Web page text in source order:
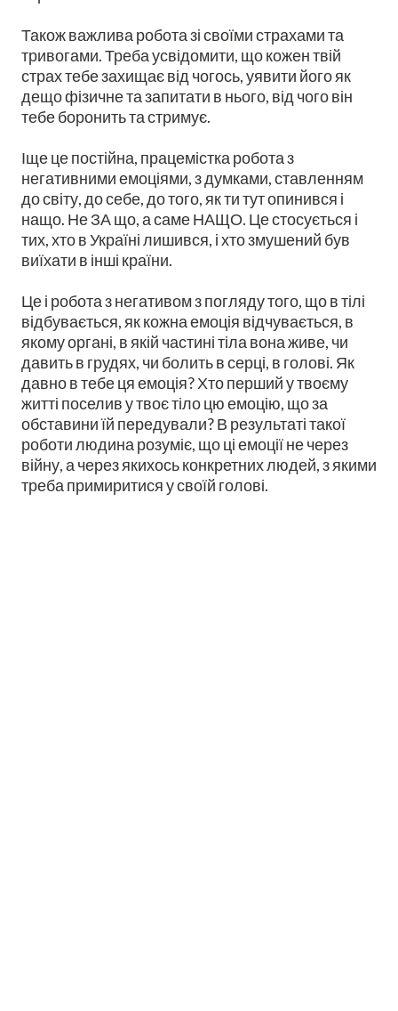
Також важлива робота зі своїми страхами та
тривогами. Треба усвідомити, що кожен твій
страх тебе захищає від чогось, уявити його як
дещо фізичне та запитати в нього, від чого він
тебе боронить та стримує.
Іще це постійна, працемістка робота з
негативними емоціями, з думками, ставленням
до світу, до себе, до того, як ти тут опинився і
нащо. Не ЗА що, а саме НАЩО. Це стосується і
тих, хто в Україні лишився, і хто змушений був
виїхати в інші країни.
Це і робота з негативом з погляду того, що в тілі
відбувається, як кожна емоція відчувається, в
якому органі, в якій частині тіла вона живе, чи
давить в грудях, чи болить в серці, в голові. Як
давно в тебе ця емоція? Хто перший у твоєму
житті поселив у твоє тіло цю емоцію, що за
обставини їй передували? В результаті такої
роботи людина розуміє, що ці емоції не через
війну, а через якихось конкретних людей, з якими
треба примиритися у своїй голові.